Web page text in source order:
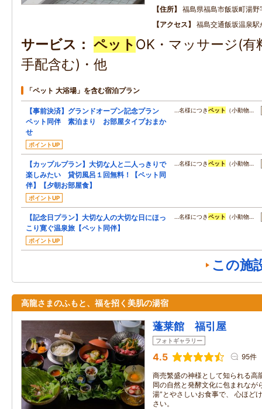
住所
福島県福島市飯坂町湯
アクセス
福島交通飯坂温泉駅
サービス ペット OK・マッサージ(
手配含む)・他
「ペット 大浴場」を含む宿泊プラン
【事前決済】グランドオープン記念プラン
ペット同伴 素泊まり お部屋タイプおまか
せ
ポイントUP
…名様につきペット （小動物…
【カップルプラン】大切な人と二人っきりで
楽しみたい 貸切風呂１回無料！【ペット同
伴】【夕朝お部屋食】
ポイントUP
…名様につきペット （小動物…
【記念日プラン】大切な人の大切な日にほっ
こり寛ぐ温泉旅【ペット同伴】
ポイントUP
…名様につきペット （小動物…
この施
高龍さまのふもと、福を招く美肌の湯宿
蓬莱館 福引屋
フォトギャラリー
4.5 95件
商売繁盛の神様として知られる高
岡の自然と発酵文化に包まれなが
湯”とやさしいお食事で、 心ほど
さい。